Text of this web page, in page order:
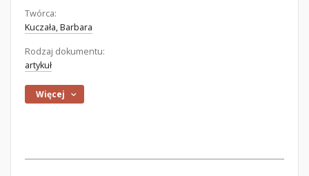
Twórca:
Kuczała, Barbara
Rodzaj dokumentu:
artykuł
Więcej